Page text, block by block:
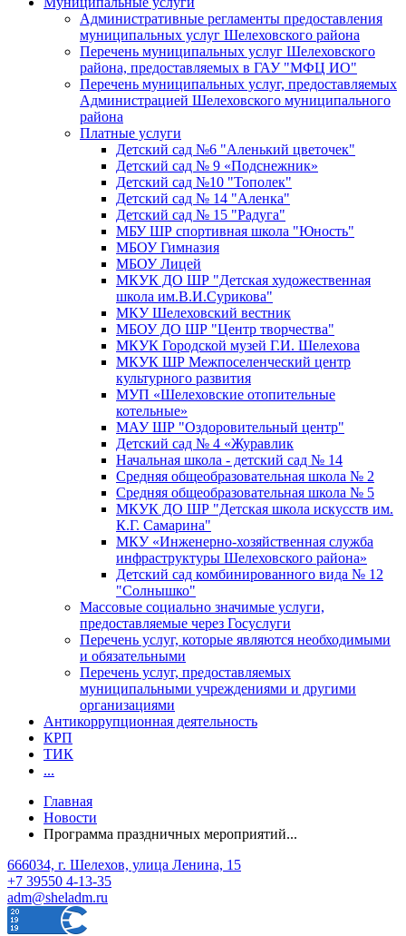
Административные регламенты предоставления
муниципальных услуг Шелеховского района
Перечень муниципальных услуг Шелеховского
района, предоставляемых в ГАУ "МФЦ ИО"
Перечень муниципальных услуг, предоставляемых
Администрацией Шелеховского муниципального
района
Платные услуги
Детский сад №6 "Аленький цветочек"
Детский сад № 9 «Подснежник»
Детский сад №10 "Тополек"
Детский сад № 14 "Аленка"
Детский сад № 15 "Радуга"
МБУ ШР спортивная школа "Юность"
МБОУ Гимназия
МБОУ Лицей
МКУК ДО ШР "Детская художественная
школа им.В.И.Сурикова"
МКУ Шелеховский вестник
МБОУ ДО ШР "Центр творчества"
МКУК Городской музей Г.И. Шелехова
МКУК ШР Межпоселенческий центр
культурного развития
МУП «Шелеховские отопительные
котельные»
МАУ ШР "Оздоровительный центр"
Детский сад № 4 «Журавлик
Начальная школа - детский сад № 14
Средняя общеобразовательная школа № 2
Средняя общеобразовательная школа № 5
МКУК ДО ШР "Детская школа искусств им.
К.Г. Самарина"
МКУ «Инженерно-хозяйственная служба
инфраструктуры Шелеховского района»
Детский сад комбинированного вида № 12
"Солнышко"
Массовые социально значимые услуги,
предоставляемые через Госуслуги
Перечень услуг, которые являются необходимыми
и обязательными
Перечень услуг, предоставляемых
муниципальными учреждениями и другими
организациями
Антикоррупционная деятельность
КРП
ТИК
...
Главная
Новости
Программа праздничных мероприятий...
666034, г. Шелехов, улица Ленина, 15
+7 39550 4-13-35
adm@sheladm.ru